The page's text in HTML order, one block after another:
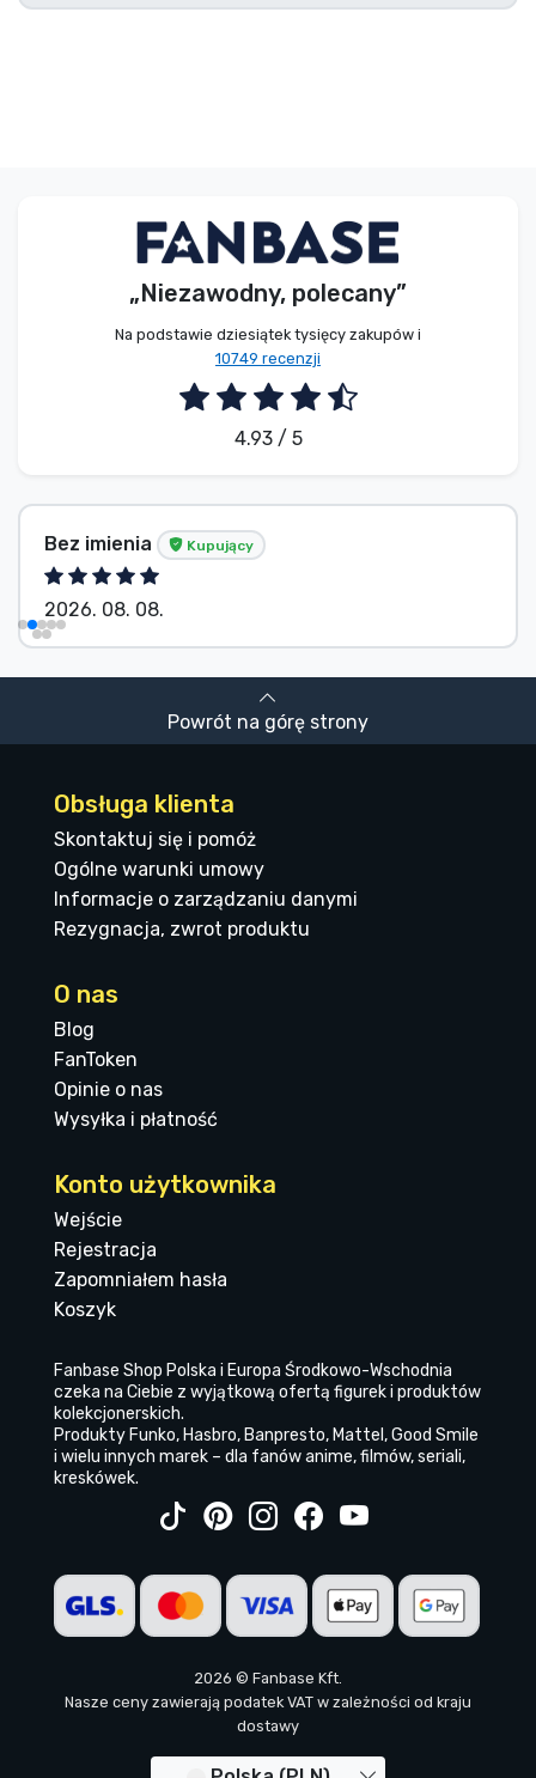
„Niezawodny, polecany”
Na podstawie dziesiątek tysięcy zakupów i
10749 recenzji
4.93 / 5
Bez imienia Kupujący
2026. 08. 08.
Powrót na górę strony
Obsługa klienta
Skontaktuj się i pomóż
Ogólne warunki umowy
Informacje o zarządzaniu danymi
Rezygnacja, zwrot produktu
O nas
Blog
FanToken
Opinie o nas
Wysyłka i płatność
Konto użytkownika
Wejście
Rejestracja
Zapomniałem hasła
Koszyk
Fanbase Shop Polska i Europa Środkowo-Wschodnia
czeka na Ciebie z wyjątkową ofertą figurek i produktów
kolekcjonerskich.
Produkty Funko, Hasbro, Banpresto, Mattel, Good Smile
i wielu innych marek – dla fanów anime, filmów, seriali,
kreskówek.
2026 © Fanbase Kft.
Nasze ceny zawierają podatek VAT w zależności od kraju
dostawy